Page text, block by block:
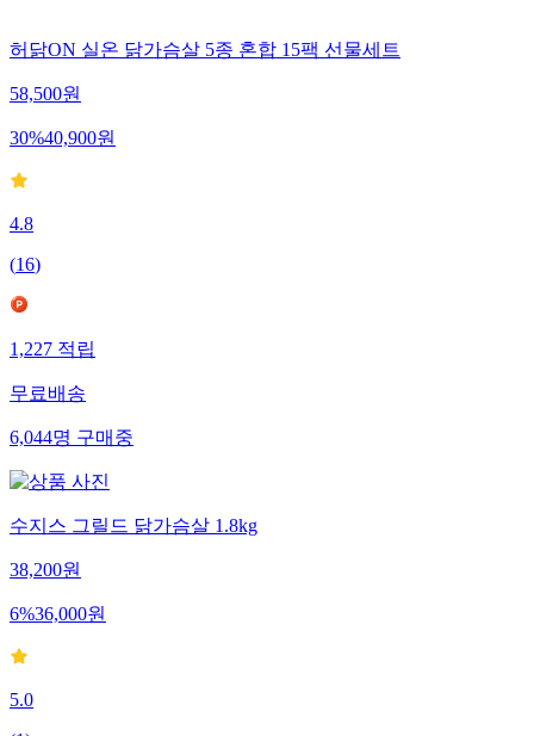
허닭ON 실온 닭가슴살 5종 혼합 15팩 선물세트
58,500원
30%40,900원
4.8
(16)
1,227적립
무료배송
6,044명구매중
수지스 그릴드 닭가슴살 1.8kg
38,200원
6%36,000원
5.0